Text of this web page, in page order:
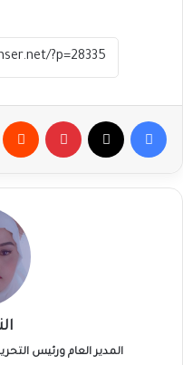
فيسبوك بينتيريست
المدير العام ورئيس